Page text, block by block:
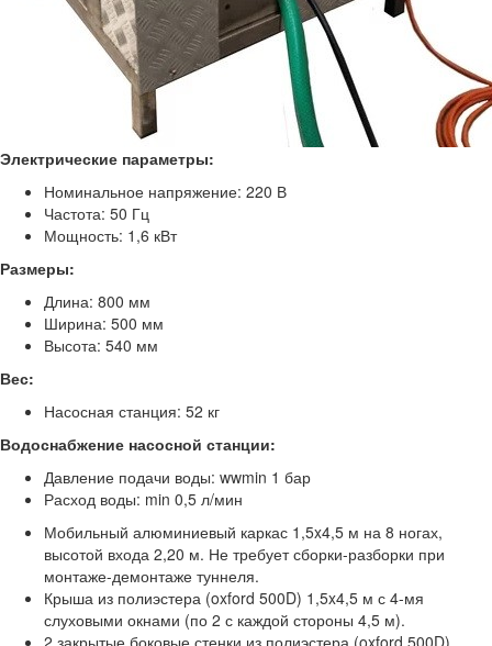
Электрические параметры:
Номинальное напряжение: 220 В
Частота: 50 Гц
Мощность: 1,6 кВт
Размеры:
Длина: 800 мм
Ширина: 500 мм
Высота: 540 мм
Вес:
Насосная станция: 52 кг
Водоснабжение насосной станции:
Давление подачи воды: wwmin 1 бар
Расход воды: min 0,5 л/мин
Мобильный алюминиевый каркас 1,5x4,5 м на 8 ногах,
высотой входа 2,20 м. Не требует сборки-разборки при
монтаже-демонтаже туннеля.
Крыша из полиэстера (oxford 500D) 1,5x4,5 м с 4-мя
слуховыми окнами (по 2 с каждой стороны 4,5 м).
2 закрытые боковые стенки из полиэстера (oxford 500D)